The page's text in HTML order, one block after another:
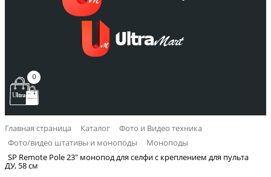
0
Главная страница Каталог
Фото и Видео техника
Фото/видео штативы и моноподы
Моноподы
SP Remote Pole 23" монопод для селфи с креплением для пульта
ДУ, 58 см